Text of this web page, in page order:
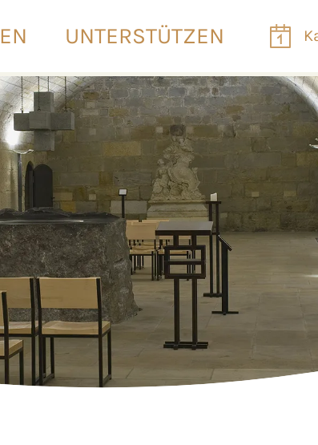
UNTERSTÜTZEN